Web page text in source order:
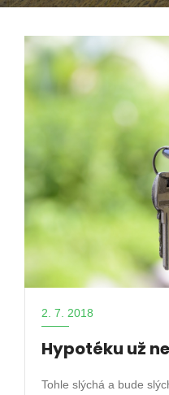
2. 7. 2018
Hypotéku už
Tohle slýchá a bude